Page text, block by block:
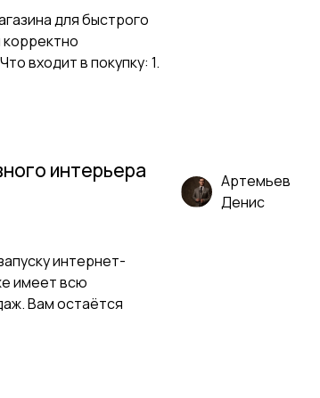
для быстрого
входит в покупку: 1.
интерьера
интернет-
имеет всю
Вам остаётся
Артемьев
Денис